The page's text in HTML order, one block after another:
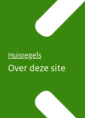
Huisregels
Over deze site